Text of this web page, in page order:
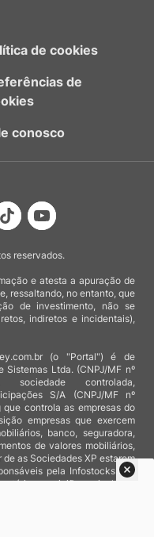
de cookies
de
conosco
reservados.
e atesta a apuração de
ressaltando, no entanto, que
de investimento, não se
indiretos e incidentais),
(o "Portal") é de
Sistemas Ltda. (CNPJ/MF nº
sociedade controlada,
S/A (CNPJ/MF nº
controla as empresas do
empresas que exercem
banco, seguradora,
de valores mobiliários,
as Sociedades XP estarem
pela Infostocks são
e opiniões veiculadas